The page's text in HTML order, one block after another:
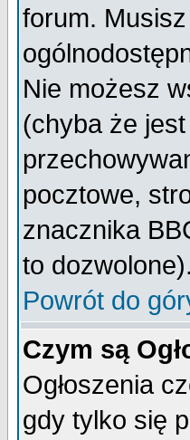
forum.
Nie możesz
(chyba że
pocztowe,
znacznika
to dozwolone).
Powrót do
Czym są
Ogłoszenia
gdy tylko się